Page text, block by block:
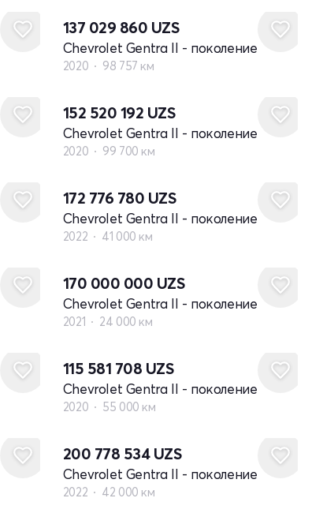
137 029 860 UZS
Chevrolet Gentra II - поколение
2020 98 757 км
152 520 192 UZS
Chevrolet Gentra II - поколение
2020 99 700 км
172 776 780 UZS
Chevrolet Gentra II - поколение
2022 41 000 км
170 000 000 UZS
Chevrolet Gentra II - поколение
2021 24 000 км
115 581 708 UZS
Chevrolet Gentra II - поколение
2020 55 000 км
200 778 534 UZS
Chevrolet Gentra II - поколение
2022 42 000 км